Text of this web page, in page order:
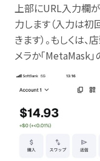
上部にURL入力欄が
力します（入力は
きます）。もしくは
メラか「MetaMask